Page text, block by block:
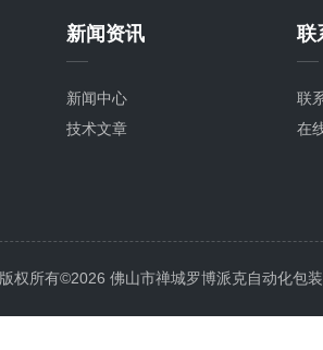
新闻资讯
新闻中心
技术文章
联
联
在
版权所有©2026 佛山市禅城罗博派克自动化